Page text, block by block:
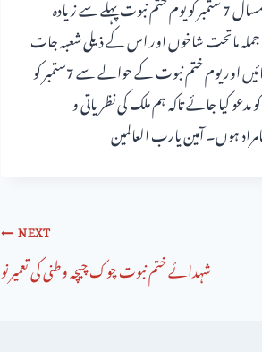
ماتحت شاخوں اور اس کے ذیلی شعبہ جات
کے ذمہ داران کو ہدایت کی جاتی ہے کہ کہ وہ یکم تا دس ستمبر عشرۂ ختم نبوت کے طور پر منائیں اور یوم ختم نبوت کے حوالے سے 7ستمبر کو
کیا جائے تاکہ ہم ملک کی نظریاتی و
ہوں۔ آمین یارب العالمین
NEXT
شہدائے ختم نبوت چوک چیچہ وطنی کی تعمیر نو